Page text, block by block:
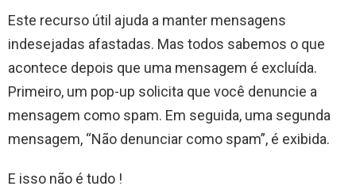
Este recurso útil ajuda a manter mensagens
indesejadas afastadas. Mas todos sabemos o que
acontece depois que uma mensagem é excluída.
Primeiro, um pop-up solicita que você denuncie a
mensagem como spam. Em seguida, uma segunda
mensagem, “Não denunciar como spam”, é exibida.
E isso não é tudo !